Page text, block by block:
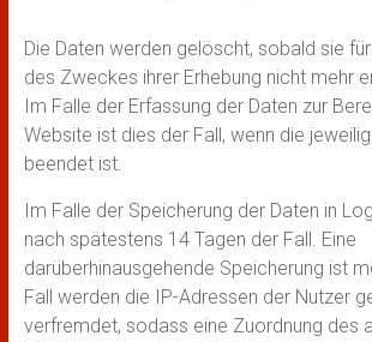
Die Daten werden gelöscht, sobald sie
des Zweckes ihrer Erhebung nicht mehr
Im Falle der Erfassung der Daten zur
Website ist dies der Fall, wenn die
beendet ist.
Im Falle der Speicherung der Daten in
nach spätestens 14 Tagen der Fall. Eine
darüberhinausgehende Speicherung ist
Fall werden die IP-Adressen der Nutzer
verfremdet, sodass eine Zuordnung des